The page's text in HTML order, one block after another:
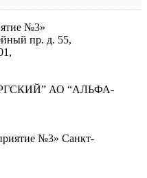
№3»
пр. д. 55,
АО “АЛЬФА-
№3» Санкт-